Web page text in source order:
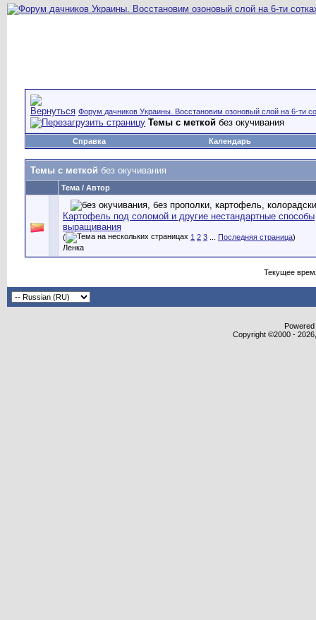
Форум дачников Украины. Восстановим озоновый слой на 6-ти
Темы с меткой без окучивания
Справка Календарь
Темы с меткой без окучивания
Тема / Автор
Картофель под соломой и другие нестандартные способы
выращивания
( 1 2 3 Последняя страница)
Ленка
Текущее
Copyright ©2000 -